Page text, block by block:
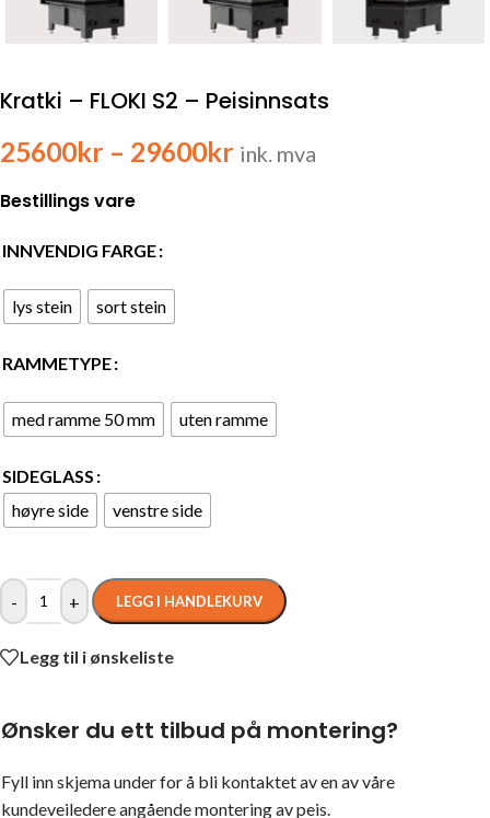
Kratki – FLOKI S2 – Peisinnsats
25600kr – 29600kr ink. mva
Bestillings vare
INNVENDIG FARGE
lys stein sort stein
RAMMETYPE
med ramme 50 mm uten ramme
SIDEGLASS
høyre side
venstre side
- + LEGG I HANDLEKURV
Legg til i ønskeliste
Ønsker du ett tilbud på montering?
Fyll inn skjema under for å bli kontaktet av en av våre
kundeveiledere angående montering av peis.